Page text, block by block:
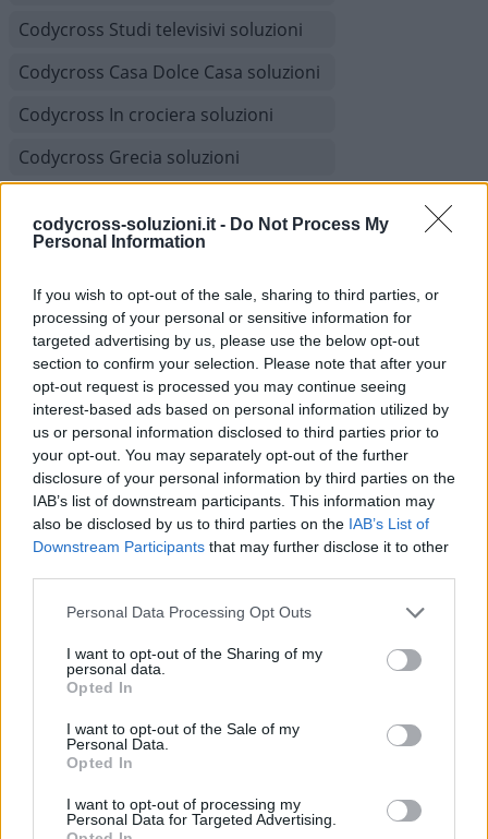
codycross-soluzioni.it - Do Not Process My
Personal Information
If you wish to opt-out of the sale, sharing to third parties, or
processing of your personal or sensitive information for
targeted advertising by us, please use the below opt-out
section to confirm your selection. Please note that after your
opt-out request is processed you may continue seeing
interest-based ads based on personal information utilized by
us or personal information disclosed to third parties prior to
your opt-out. You may separately opt-out of the further
disclosure of your personal information by third parties on the
IAB’s list of downstream participants. This information may
also be disclosed by us to third parties on the IAB’s List of
Downstream Participants that may further disclose it to other
Personal Data Processing Opt Outs
I want to opt-out of the Sharing of my
personal data.
Opted In
I want to opt-out of the Sale of my
Personal Data.
Opted In
I want to opt-out of processing my
Personal Data for Targeted Advertising.
Codycross Studi televisivi soluzioni
Codycross Casa Dolce Casa soluzioni
Codycross In crociera soluzioni
Codycross Grecia soluzioni
soluzioni
Codycross Museo d'Arte soluzioni
Codycross A tutta acqua soluzioni
Codycross Tour del Brasile soluzioni
Codycross Anni Ottanta soluzioni
Codycross Alle terme soluzioni
Codycross In campeggio soluzioni
Codycross Arti dello Spettacolo
soluzioni
Codycross Esplorando lo Spazio
soluzioni
Codycross Vita da Studente soluzioni